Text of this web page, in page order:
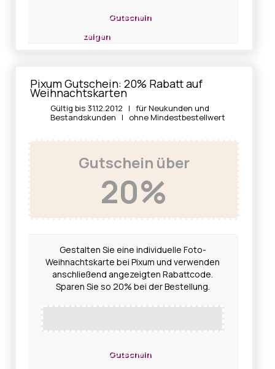
Gutschein
zeigen
Pixum Gutschein: 20% Rabatt auf
Weihnachtskarten
Gültig bis 31.12.2012 | für Neukunden und
Bestandskunden | ohne Mindestbestellwert
Gutschein über
20%
Gestalten Sie eine individuelle Foto-
Weihnachtskarte bei Pixum und verwenden
anschließend angezeigten Rabattcode.
Sparen Sie so 20% bei der Bestellung.
Gutschein